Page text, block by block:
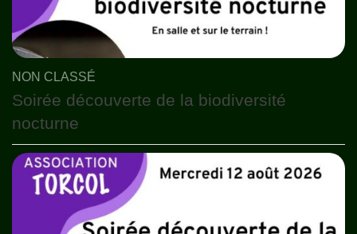
NON CLASSÉ
Soirée découverte de la biodiversité
nocturne